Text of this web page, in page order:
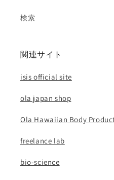
検索
関連サイト
isis official site
ola japan shop
Ola Hawaiian Body
freelance lab
bio-science